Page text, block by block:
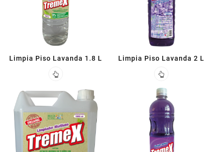
Limpia Piso Lavanda 1.8 L Limpia Piso Lavanda 2 L